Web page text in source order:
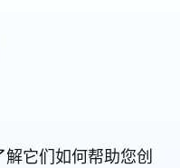
它们如何帮助您创